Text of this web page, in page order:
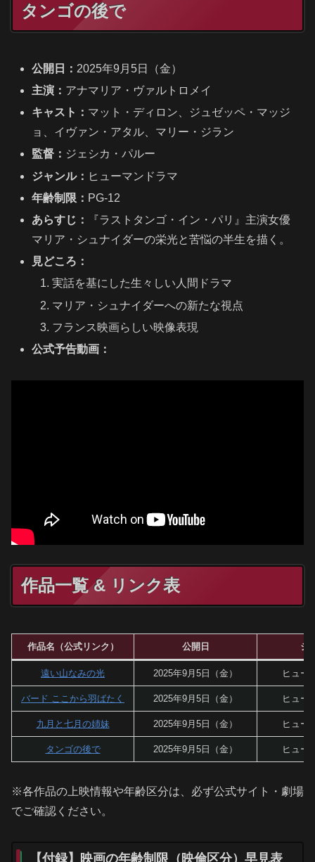
タンゴの後で
公開日： 2025年9月5日（金）
主演： アナマリア・ヴァルトロメイ
キャスト： マット・ディロン、ジュゼッペ・マッジ
ョ、イヴァン・アタル、マリー・ジラン
監督： ジェシカ・パルー
ジャンル： ヒューマンドラマ
年齢制限： PG-12
あらすじ：
『ラストタンゴ・イン・パリ』主演女優
マリア・シュナイダーの栄光と苦悩の半生を描く。
見どころ：
実話を基にした生々しい人間ドラマ
マリア・シュナイダーへの新たな視点
フランス映画らしい映像表現
公式予告動画：
作品一覧 & リンク表
作品名（公式リンク） 公開日 ジ
遠い山なみの光 2025年9月5日（金） ヒュー
バード ここから羽ばたく 2025年9月5日（金） ヒュー
九月と七月の姉妹 2025年9月5日（金） ヒュー
タンゴの後で 2025年9月5日（金） ヒュー
※各作品の上映情報や年齢区分は、必ず公式サイト・劇場
でご確認ください。
【付録】映画の年齢制限（映倫区分）早見表